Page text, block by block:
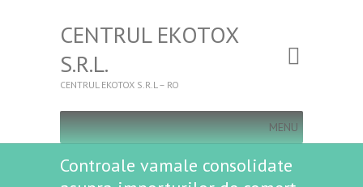
CENTRUL EKOTOX
S.R.L.
CENTRUL EKOTOX S.R.L – RO
MENU
Controale vamale consolidate